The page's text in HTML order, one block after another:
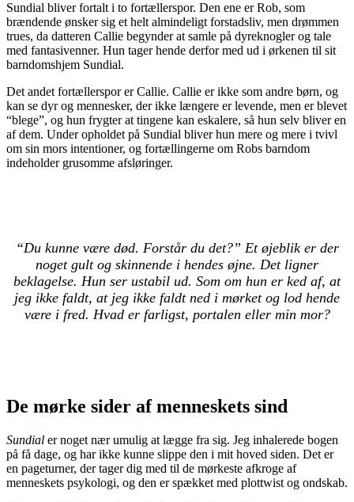
Sundial bliver fortalt i to fortællerspor. Den ene er Rob, som
brændende ønsker sig et helt almindeligt forstadsliv, men drømmen
trues, da datteren Callie begynder at samle på dyreknogler og tale
med fantasivenner. Hun tager hende derfor med ud i ørkenen til sit
barndomshjem Sundial.
Det andet fortællerspor er Callie. Callie er ikke som andre børn, og
kan se dyr og mennesker, der ikke længere er levende, men er blevet
“blege”, og hun frygter at tingene kan eskalere, så hun selv bliver en
af dem. Under opholdet på Sundial bliver hun mere og mere i tvivl
om sin mors intentioner, og fortællingerne om Robs barndom
indeholder grusomme afsløringer.
“Du kunne være død. Forstår du det?” Et øjeblik er der
noget gult og skinnende i hendes øjne. Det ligner
beklagelse. Hun ser ustabil ud. Som om hun er ked af, at
jeg ikke faldt, at jeg ikke faldt ned i mørket og lod hende
være i fred. Hvad er farligst, portalen eller min mor?
De mørke sider af menneskets sind
Sundial er noget nær umulig at lægge fra sig. Jeg inhalerede bogen
på få dage, og har ikke kunne slippe den i mit hoved siden. Det er
en pageturner, der tager dig med til de mørkeste afkroge af
menneskets psykologi, og den er spækket med plottwist og ondskab.